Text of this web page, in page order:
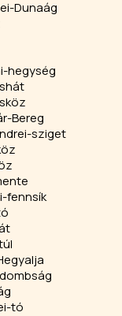
Dunaág
hegység
Bereg
sziget
fennsík
tó